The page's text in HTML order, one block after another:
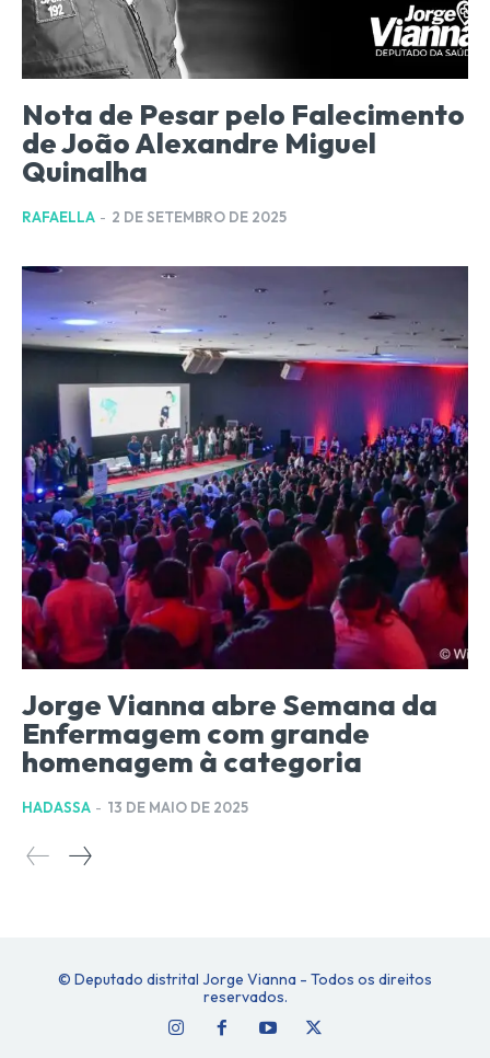
Nota de Pesar pelo Falecimento
de João Alexandre Miguel
Quinalha
RAFAELLA - 2 DE SETEMBRO DE 2025
Jorge Vianna abre Semana da
Enfermagem com grande
homenagem à categoria
HADASSA - 13 DE MAIO DE 2025
© Deputado distrital Jorge Vianna - Todos os direitos
reservados.